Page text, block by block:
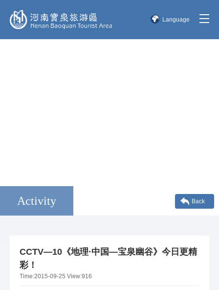
Language
Activity Back
CCTV—10《地理·中国—宝泉幽谷》今日更精
彩！
Time:2015-09-25 View:916